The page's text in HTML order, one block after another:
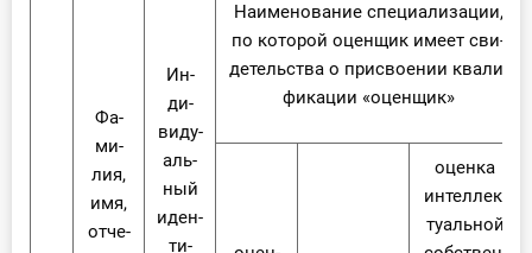
Фа­
ми­
лия,
имя,
от­че­
Ин­
ди­
ви­ду­
аль­
ный
иден­
ти­
На­име­но­ва­ние спе­ци­а­ли­за­ции,
по ко­то­рой оцен­щик име­ет сви­
де­тель­ства о при­сво­е­нии ква­ли­
фи­ка­ции «оцен­щик»
оцен­ка
ин­тел­лек­
ту­аль­ной